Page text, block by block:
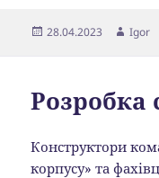
Опубліковано
28.04.2023 Автор
Igor
Розробка
Конструктори
корпусу» та